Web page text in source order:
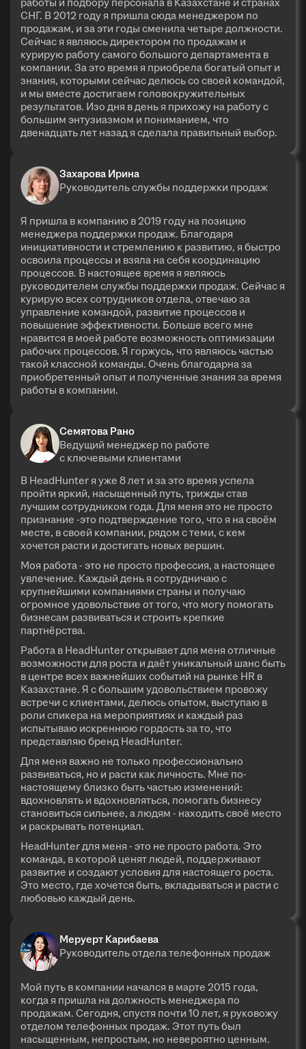
СНГ. В 2012 году я пришла сюда менеджером по
продажам, и за эти годы сменила четыре должности.
Сейчас я являюсь директором по продажам и
курирую работу самого большого департамента в
компании. За это время я приобрела богатый опыт и
знания, которыми сейчас делюсь со своей командой,
и мы вместе достигаем головокружительных
результатов. Изо дня в день я прихожу на работу с
большим энтузиазмом и пониманием, что
двенадцать лет назад я сделала правильный выбор.
Захарова Ирина
Руководитель службы поддержки продаж
Я пришла в компанию в 2019 году на позицию
менеджера поддержки продаж. Благодаря
инициативности и стремлению к развитию, я быстро
освоила процессы и взяла на себя координацию
процессов. В настоящее время я являюсь
руководителем службы поддержки продаж. Сейчас я
курирую всех сотрудников отдела, отвечаю за
управление командой, развитие процессов и
повышение эффективности. Больше всего мне
нравится в моей работе возможность оптимизации
рабочих процессов. Я горжусь, что являюсь частью
такой классной команды. Очень благодарна за
приобретенный опыт и полученные знания за время
работы в компании.
Семятова Рано
Ведущий менеджер по работе
с ключевыми клиентами
В HeadHunter я уже 8 лет и за это время успела
пройти яркий, насыщенный путь, трижды став
лучшим сотрудником года. Для меня это не просто
признание -это подтверждение того, что я на своём
месте, в своей компании, рядом с теми, с кем
хочется расти и достигать новых вершин.
Моя работа - это не просто профессия, а настоящее
увлечение. Каждый день я сотрудничаю с
крупнейшими компаниями страны и получаю
огромное удовольствие от того, что могу помогать
бизнесам развиваться и строить крепкие
партнёрства.
Работа в HeadHunter открывает для меня отличные
возможности для роста и даёт уникальный шанс быть
в центре всех важнейших событий на рынке HR в
Казахстане. Я с большим удовольствием провожу
встречи с клиентами, делюсь опытом, выступаю в
роли спикера на мероприятиях и каждый раз
испытываю искреннюю гордость за то, что
представляю бренд HeadHunter.
Для меня важно не только профессионально
развиваться, но и расти как личность. Мне по-
настоящему близко быть частью изменений:
вдохновлять и вдохновляться, помогать бизнесу
становиться сильнее, а людям - находить своё место
и раскрывать потенциал.
HeadHunter для меня - это не просто работа. Это
команда, в которой ценят людей, поддерживают
развитие и создают условия для настоящего роста.
Это место, где хочется быть, вкладываться и расти с
любовью каждый день.
Меруерт Карибаева
Руководитель отдела телефонных продаж
Мой путь в компании начался в марте 2015 года,
когда я пришла на должность менеджера по
продажам. Сегодня, спустя почти 10 лет, я руковожу
отделом телефонных продаж. Этот путь был
насыщенным, непростым, но невероятно ценным.